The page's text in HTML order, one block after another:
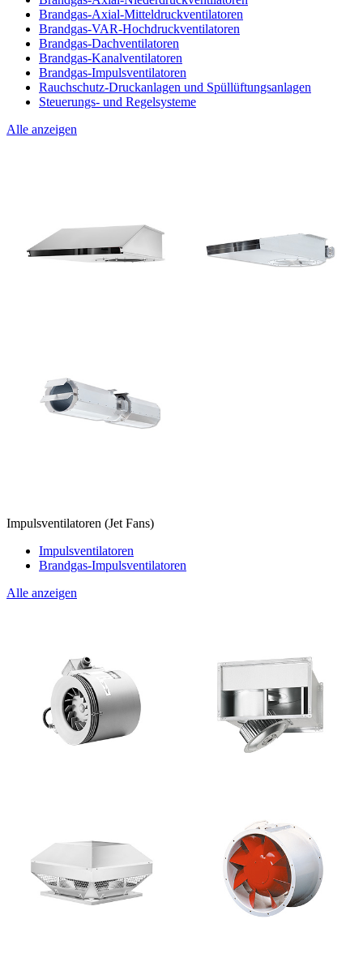
Brandgas-Axial-Mitteldruckventilatoren
Brandgas-VAR-Hochdruckventilatoren
Brandgas-Dachventilatoren
Brandgas-Kanalventilatoren
Brandgas-Impulsventilatoren
Rauchschutz-Druckanlagen und Spüllüftungsanlagen
Steuerungs- und Regelsysteme
Alle anzeigen
Impulsventilatoren (Jet Fans)
Impulsventilatoren
Brandgas-Impulsventilatoren
Alle anzeigen